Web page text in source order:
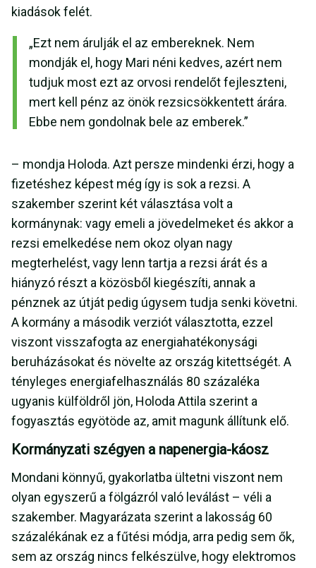
kiadások felét.
„Ezt nem árulják el az embereknek. Nem
mondják el, hogy Mari néni kedves, azért nem
tudjuk most ezt az orvosi rendelőt fejleszteni,
mert kell pénz az önök rezsicsökkentett árára.
Ebbe nem gondolnak bele az emberek.”
– mondja Holoda. Azt persze mindenki érzi, hogy a
fizetéshez képest még így is sok a rezsi. A
szakember szerint két választása volt a
kormánynak: vagy emeli a jövedelmeket és akkor a
rezsi emelkedése nem okoz olyan nagy
megterhelést, vagy lenn tartja a rezsi árát és a
hiányzó részt a közösből kiegészíti, annak a
pénznek az útját pedig úgysem tudja senki követni.
A kormány a második verziót választotta, ezzel
viszont visszafogta az energiahatékonysági
beruházásokat és növelte az ország kitettségét. A
tényleges energiafelhasználás 80 százaléka
ugyanis külföldről jön, Holoda Attila szerint a
fogyasztás egyötöde az, amit magunk állítunk elő.
Kormányzati szégyen a napenergia-káosz
Mondani könnyű, gyakorlatba ültetni viszont nem
olyan egyszerű a fölgázról való leválást – véli a
szakember. Magyarázata szerint a lakosság 60
százalékának ez a fűtési módja, arra pedig sem ők,
sem az ország nincs felkészülve, hogy elektromos